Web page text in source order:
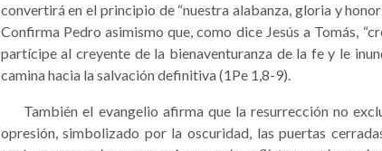
convertirá en el principio de “nuestra alabanza, gloria y
Confirma Pedro asimismo que, como dice Jesús a Tomás,
partícipe al creyente de la bienaventuranza de la fe y le
camina hacia la salvación definitiva (1Pe 1,8-9).
También el evangelio afirma que la resurrección no
opresión, simbolizado por la oscuridad, las puertas